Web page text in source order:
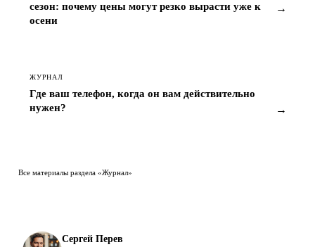
сезон: почему цены могут резко вырасти уже к
осени
→
ЖУРНАЛ
Где ваш телефон, когда он вам действительно
нужен?
→
Все материалы раздела «Журнал»
Сергей Перев